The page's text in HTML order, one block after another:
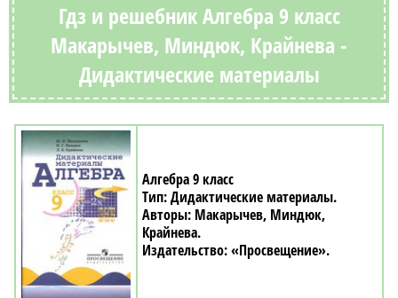
Гдз и решебник Алгебра 9 класс
Макарычев, Миндюк, Крайнева -
Дидактические материалы
Алгебра 9 класс
Дидактические материалы
Макарычев, Миндюк,
Крайнева
«Просвещение»